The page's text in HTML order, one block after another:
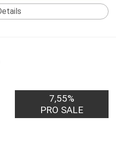
7,55%
PRO SALE